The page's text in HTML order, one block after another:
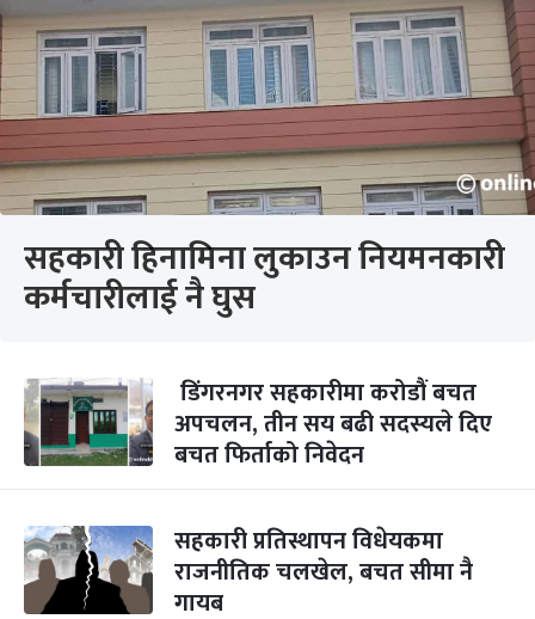
सहकारी हिनामिना लुकाउन नियमनकारी
कर्मचारीलाई नै घुस
डिंगरनगर सहकारीमा करोडौं बचत
अपचलन, तीन सय बढी सदस्यले दिए
बचत फिर्ताको निवेदन
सहकारी प्रतिस्थापन विधेयकमा
राजनीतिक चलखेल, बचत सीमा नै
गायब